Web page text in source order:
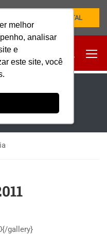
melhor
analisar
e
este site, você
NOVO PORTAL
gallery}